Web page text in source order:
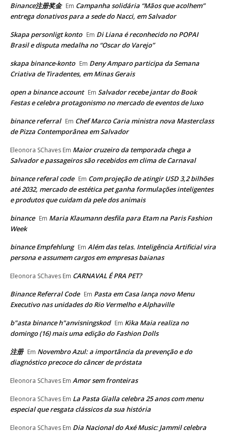
Binance注册奖金 Em Campanha solidária “Mãos que acolhem”
entrega donativos para a sede do Nacci, em Salvador
Skapa personligt konto Em Di Liana é reconhecido no POPAI
Brasil e disputa medalha no “Oscar do Varejo”
skapa binance-konto Em Deny Amparo participa da Semana
Criativa de Tiradentes, em Minas Gerais
open a binance account Em Salvador recebe jantar do Book
Festas e celebra protagonismo no mercado de eventos de luxo
binance referral Em Chef Marco Caria ministra nova Masterclass
de Pizza Contemporânea em Salvador
Eleonora SChaves Em Maior cruzeiro da temporada chega a
Salvador e passageiros são recebidos em clima de Carnaval
binance referal code Em Com projeção de atingir USD 3,2 bilhões
até 2032, mercado de estética pet ganha formulações inteligentes
e produtos que cuidam da pele dos animais
binance Em Maria Klaumann desfila para Etam na Paris Fashion
Week
binance Empfehlung Em Além das telas. Inteligência Artificial vira
persona e assumem cargos em empresas baianas
Eleonora SChaves Em CARNAVAL É PRA PET?
Binance Referral Code Em Pasta em Casa lança novo Menu
Executivo nas unidades do Rio Vermelho e Alphaville
b"asta binance h"anvisningskod Em Kika Maia realiza no
domingo (16) mais uma edição do Fashion Dolls
注册 Em Novembro Azul: a importância da prevenção e do
diagnóstico precoce do câncer de próstata
Eleonora SChaves Em Amor sem fronteiras
Eleonora SChaves Em La Pasta Gialla celebra 25 anos com menu
especial que resgata clássicos da sua história
Eleonora SChaves Em Dia Nacional do Axé Music: Jammil celebra